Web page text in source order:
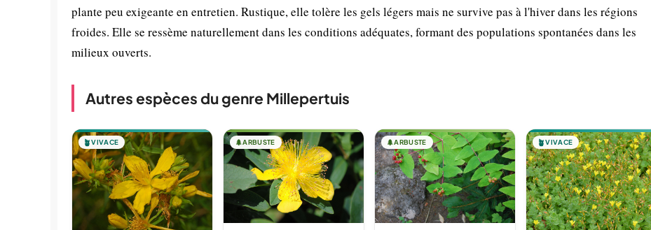
plante peu exigeante en entretien. Rustique, elle tolère les gels légers mais ne survive pas à l'hiver dans les régions
froides. Elle se ressème naturellement dans les conditions adéquates, formant des populations spontanées dans les
milieux ouverts.
Autres espèces du genre Millepertuis
🪴VIVACE 🌲ARBUSTE 🌲ARBUSTE 🪴VIVACE